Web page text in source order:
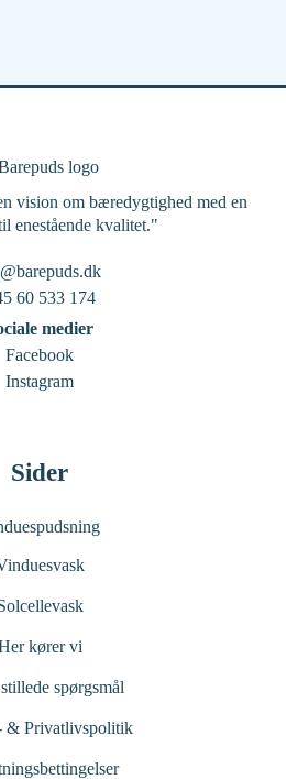
vision om bæredygtighed med en
enestående kvalitet."
60 533 174
medier
Facebook
Instagram
Sider
kører vi
spørgsmål
& Privatlivspolitik